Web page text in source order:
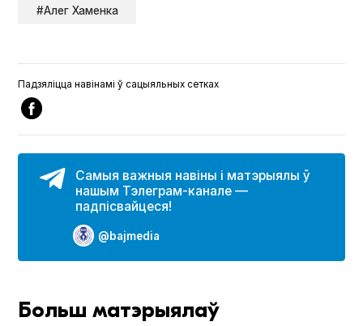
#Алег Хаменка
Падзяліцца навінамі ў сацыяльных сетках
Самыя важныя навіны і матэрыялы ў
нашым Тэлеграм-канале —
падпісвайцеся!
@bajmedia
Больш матэрыялаў